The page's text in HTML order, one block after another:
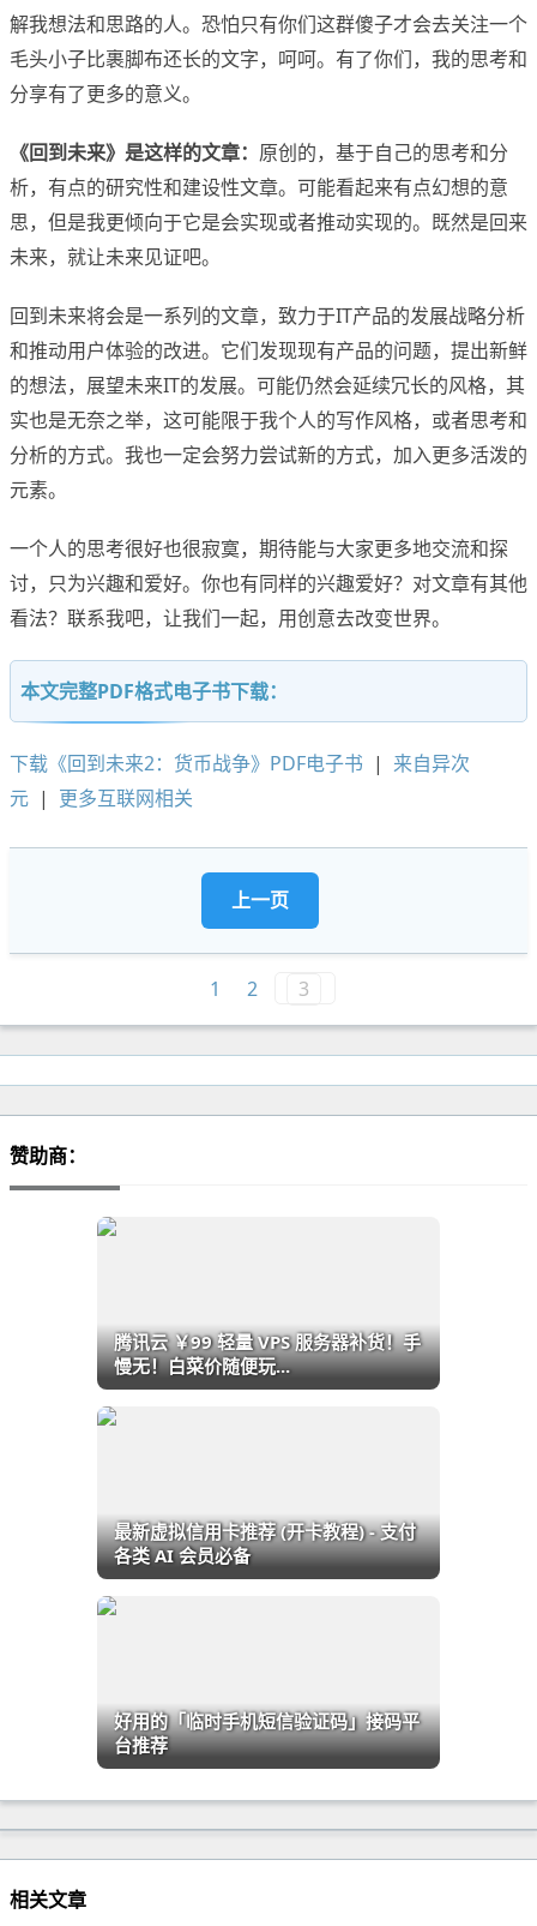
解我想法和思路的人。恐怕只有你们这群傻子才会去关注一个
毛头小子比裹脚布还长的文字，呵呵。有了你们，我的思考和
分享有了更多的意义。
《回到未来》是这样的文章： 原创的，基于自己的思考和分
析，有点的研究性和建设性文章。可能看起来有点幻想的意
思，但是我更倾向于它是会实现或者推动实现的。既然是回来
未来，就让未来见证吧。
回到未来将会是一系列的文章，致力于IT产品的发展战略分析
和推动用户体验的改进。它们发现现有产品的问题，提出新鲜
的想法，展望未来IT的发展。可能仍然会延续冗长的风格，其
实也是无奈之举，这可能限于我个人的写作风格，或者思考和
分析的方式。我也一定会努力尝试新的方式，加入更多活泼的
元素。
一个人的思考很好也很寂寞，期待能与大家更多地交流和探
讨，只为兴趣和爱好。你也有同样的兴趣爱好？对文章有其他
看法？联系我吧，让我们一起，用创意去改变世界。
本文完整PDF格式电子书下载：
下载《回到未来2：货币战争》PDF电子书 | 来自异次
元 | 更多互联网相关
上一页
1 2 3
赞助商：
腾讯云 ￥99 轻量 VPS 服务器补货！手
慢无！白菜价随便玩...
最新虚拟信用卡推荐 (开卡教程) - 支付
各类 AI 会员必备
好用的「临时手机短信验证码」接码平
台推荐
相关文章